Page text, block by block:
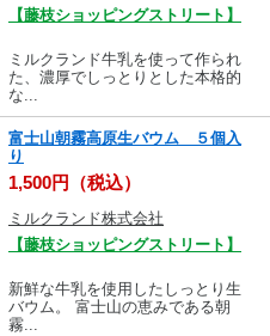
【藤枝ショッピングストリート】
ミルクランド牛乳を使って作られ
た、濃厚でしっとりとした本格的
な...
富士山朝霧高原生バウム ５個入
り
1,500円（税込）
ミルクランド株式会社
【藤枝ショッピングストリート】
新鮮な牛乳を使用したしっとり生
バウム。 富士山の恵みである朝
霧...